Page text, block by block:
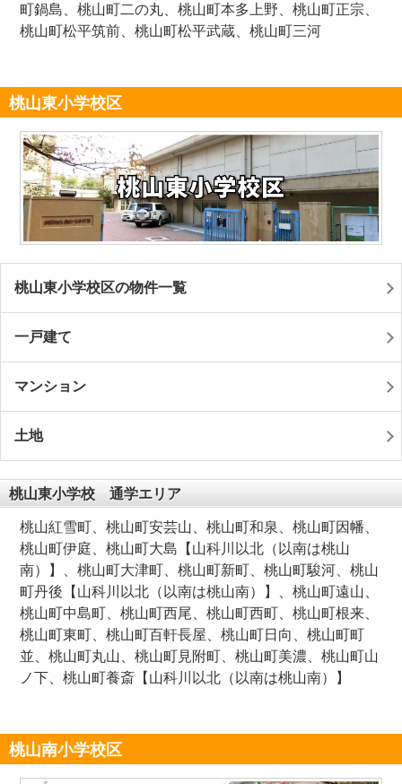
町鍋島、桃山町二の丸、桃山町本多上野、桃山町正宗、
桃山町松平筑前、桃山町松平武蔵、桃山町三河
桃山東小学校区
桃山東小学校区の物件一覧
一戸建て
マンション
土地
桃山東小学校 通学エリア
桃山紅雪町、桃山町安芸山、桃山町和泉、桃山町因幡、
桃山町伊庭、桃山町大島【山科川以北（以南は桃山
南）】、桃山町大津町、桃山町新町、桃山町駿河、桃山
町丹後【山科川以北（以南は桃山南）】、桃山町遠山、
桃山町中島町、桃山町西尾、桃山町西町、桃山町根来、
桃山町東町、桃山町百軒長屋、桃山町日向、桃山町町
並、桃山町丸山、桃山町見附町、桃山町美濃、桃山町山
ノ下、桃山町養斎【山科川以北（以南は桃山南）】
桃山南小学校区